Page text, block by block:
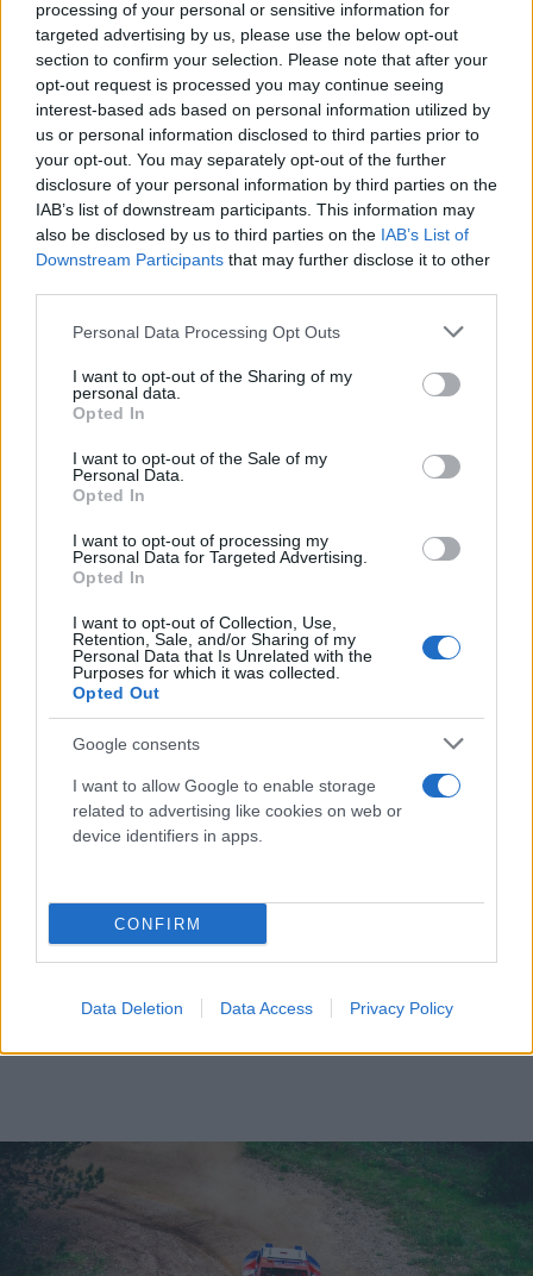
processing of your personal or sensitive information for
targeted advertising by us, please use the below opt-out
section to confirm your selection. Please note that after your
opt-out request is processed you may continue seeing
interest-based ads based on personal information utilized by
us or personal information disclosed to third parties prior to
your opt-out. You may separately opt-out of the further
disclosure of your personal information by third parties on the
IAB’s list of downstream participants. This information may
also be disclosed by us to third parties on the IAB’s List of
Downstream Participants that may further disclose it to other
Please note that this website/app uses one or more Google
not limited to your visit or usage behaviour. You may click to
grant or deny consent to Google and its third-party tags to
use your data for below specified purposes in below Google
consent section.
Personal Data Processing Opt Outs
I want to opt-out of the Sharing of my
personal data.
Opted In
I want to opt-out of the Sale of my
Personal Data.
Opted In
I want to opt-out of processing my
Personal Data for Targeted Advertising.
Opted In
I want to opt-out of Collection, Use,
Retention, Sale, and/or Sharing of my
Personal Data that Is Unrelated with the
Purposes for which it was collected.
Opted Out
Google consents
I want to allow Google to enable storage
related to advertising like cookies on web or
device identifiers in apps.
CONFIRM
Data Deletion Data Access Privacy Policy
θεσμού.
Στη κατηγορία αυτοκινήτων, η οικογένεια
Κουτσουμπού συμμετέχει σε πλήρη σύνθεση, με
τον πολύπειρο Φώτη στο τιμόνι του Toyota LC90,
τον Γιώργο με Suzuki Vitara και τον Παναγιώτη με
Suzuki Grand Vitara. Ο Γιάννης Βορριάς
επανέρχεται στο Baja Greece με το εντυπωσιακό
Mitsubishi Pajero EVO ενώ ο οδηγός από τη
Τουρκία Ali Kutay διεκδικεί τη νίκη με Mitsubishi